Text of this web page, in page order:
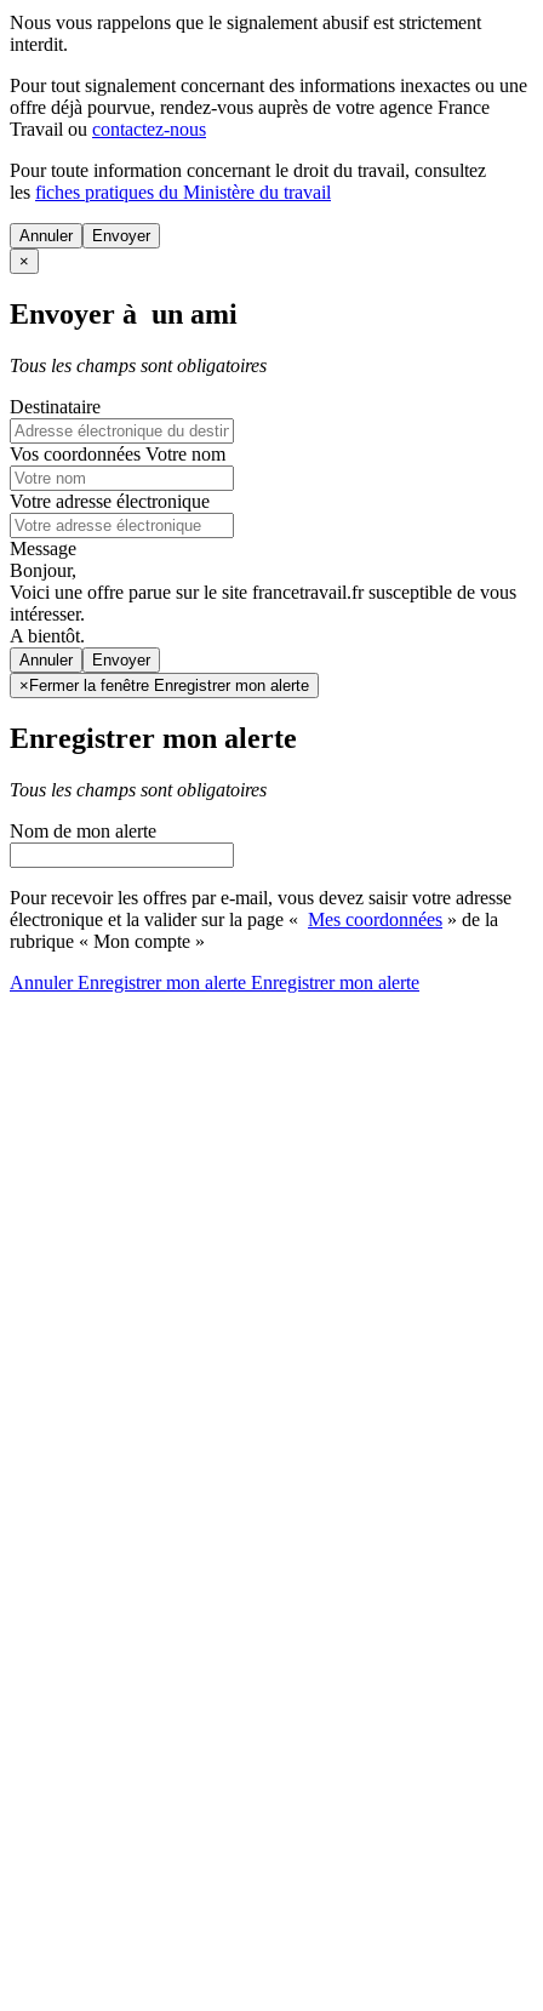
Nous vous rappelons que le signalement abusif est strictement
interdit.
Pour tout signalement concernant des informations inexactes ou une
offre déjà pourvue, rendez-vous auprès de votre agence France
Travail ou contactez-nous
Pour toute information concernant le droit du travail, consultez
les fiches pratiques du Ministère du travail
Annuler
×
Envoyer à un ami
Tous les champs sont obligatoires
Destinataire
Vos coordonnées Votre nom
Votre adresse électronique
Message
Bonjour,
Voici une offre parue sur le site francetravail.fr susceptible de vous
intéresser.
A bientôt.
Annuler
× Fermer la fenêtre Enregistrer mon alerte
Enregistrer mon alerte
Tous les champs sont obligatoires
Nom de mon alerte
Pour recevoir les offres par e-mail, vous devez saisir votre adresse
électronique et la valider sur la page « Mes coordonnées » de la
rubrique « Mon compte »
AnnulerEnregistrer mon alerte Enregistrermon alerte